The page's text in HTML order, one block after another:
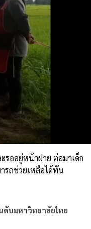
รออยู่หน้าฝาย ต่อมาเด็ก
รถช่วยเหลือได้ทัน
ดับมหาวิทยาลัยไทย